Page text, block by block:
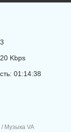
Kbps
01:14:38
Музыка VA